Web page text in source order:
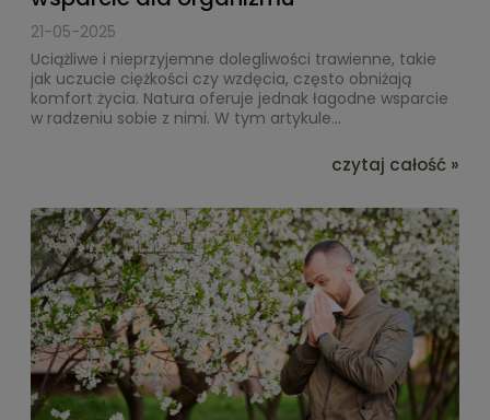
21-05-2025
Uciążliwe i nieprzyjemne dolegliwości trawienne, takie
jak uczucie ciężkości czy wzdęcia, często obniżają
komfort życia. Natura oferuje jednak łagodne wsparcie
w radzeniu sobie z nimi. W tym artykule...
czytaj całość »